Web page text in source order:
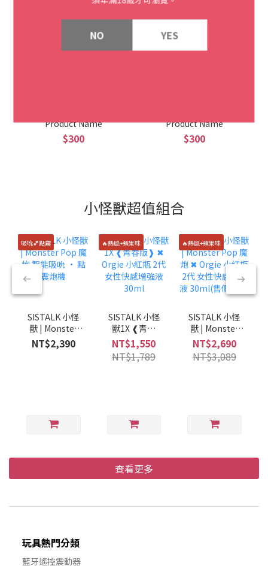
Product Name
$300
Product Name
$300
小怪獸超值組合
吸吮💕點震
SISTALK 小怪
獸 | Monster
Pop 魔炮 智能
吸吮 · 點震炮
NT$2,390
🔥熱感+蘋果味
SISTALK 小怪
獸1X ❰青春
版❱ ✖ Orgie 小
紅瓶 2代女性快
感增強液 30ml
NT$1,550
NT$1,789
🔥熱感+蘋果味
SISTALK 小怪
獸 | Monster
Pop 魔炮 ✖
Orgie 小紅瓶2
代 女性快感增
NT$2,690
NT$3,089
查看更多
玩具熱門分類
藍牙遙控震動器
NO YES